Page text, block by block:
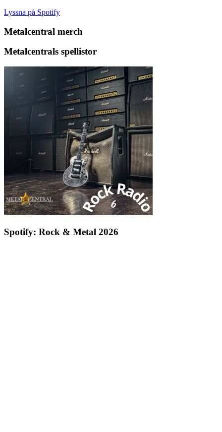
Lyssna på Spotify
Metalcentral merch
Metalcentrals spellistor
Spotify: Rock & Metal 2026